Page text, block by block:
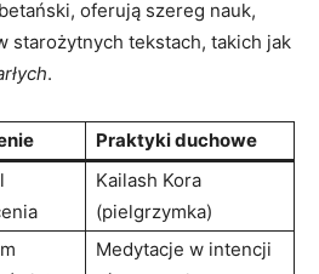
oferują szereg nauk,
starożytnych tekstach, takich jak
.
Praktyki duchowe
Kailash Kora
(pielgrzymka)
Medytacje w intencji